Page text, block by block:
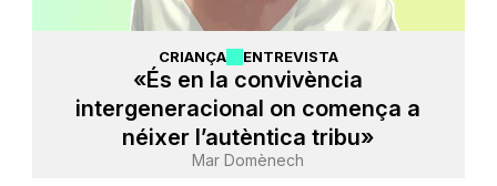
CRIANÇA ENTREVISTA
«És en la convivència
intergeneracional on comença a
néixer l’autèntica tribu»
Mar Domènech